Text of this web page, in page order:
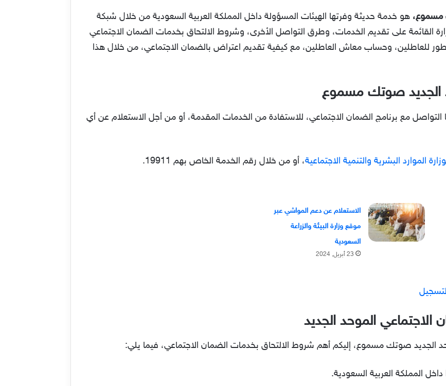
مسموع، هو خدمة حديثة وفرتها الهيئات المسؤولة داخل المملكة العربية السعودية من خلال شبكة
القائمة على تقديم الخدمات، وطرق التواصل الأخرى، وشروط الالتحاق بخدمات الضمان الاجتماعي
للعاطلين، وحساب معاش العاطلين، مع كيفية تقديم اعتراض بالضمان الاجتماعي، من خلال هذا
الجديد صوتك مسموع
مع برنامج الضمان الاجتماعي، للاستفادة من الخدمات المقدمة، أو من أجل الاستعلام عن أي
وزارة الموارد البشرية والتنمية الاجتماعية، أو من خلال رقم الخدمة الخاص بهم 19911.
الاستعلام عن دعم المواشي عبر
موقع وزارة البيئة والزراعة
السعودية
23 أبريل, 2024
الموحد الجديد
الجديد صوتك مسموع، إليكم أهم شروط الالتحاق بخدمات الضمان الاجتماعي، فيما يلي:
المملكة العربية السعودية.